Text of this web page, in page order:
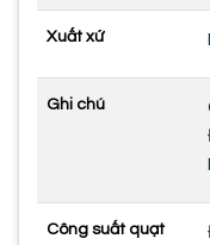
Xuất xứ
Ghi chú
Công suất quạt